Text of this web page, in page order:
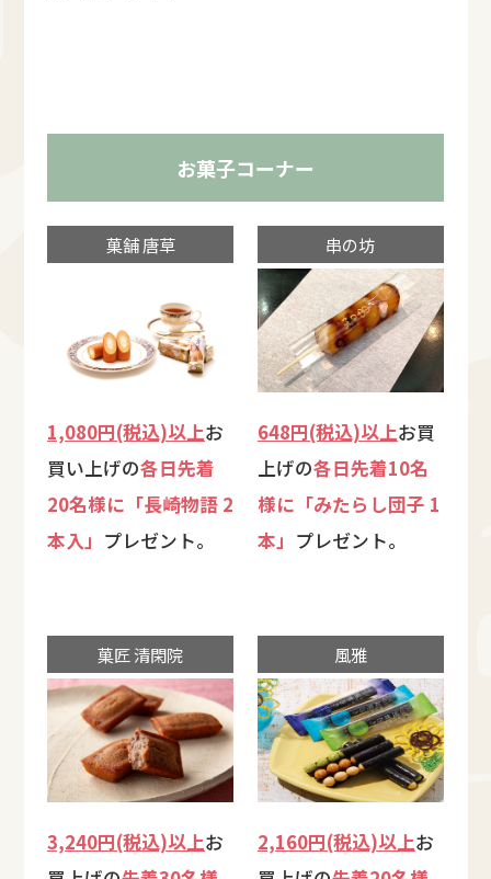
お菓子コーナー
菓舗 唐草
1,080円(税込)以上お
買い上げの各日先着
20名様に「長崎物語 2
本入」 プレゼント。
串の坊
648円(税込)以上お買
上げの各日先着10名
様に「みたらし団子 1
本」 プレゼント。
菓匠 清閑院
3,240円(税込)以上お
風雅
2,160円(税込)以上お